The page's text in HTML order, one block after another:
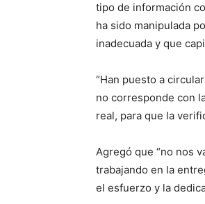
tipo de información
ha sido manipulada
inadecuada y que
“Han puesto a
no corresponde con
real, para que la
Agregó que “no nos
trabajando en la
el esfuerzo y la